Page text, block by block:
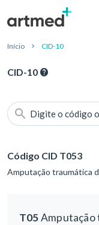
Início CID-10
CID-10
Digite o código
Código CID T053
Amputação traumática
T05Amputação